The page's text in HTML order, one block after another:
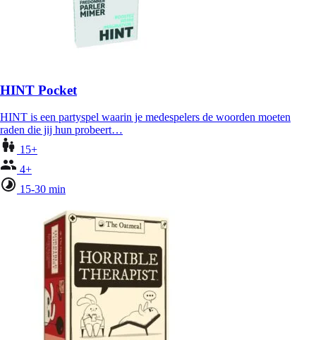
HINT Pocket
HINT is een partyspel waarin je medespelers de woorden moeten
raden die jij hun probeert…
15+
4+
15-30 min